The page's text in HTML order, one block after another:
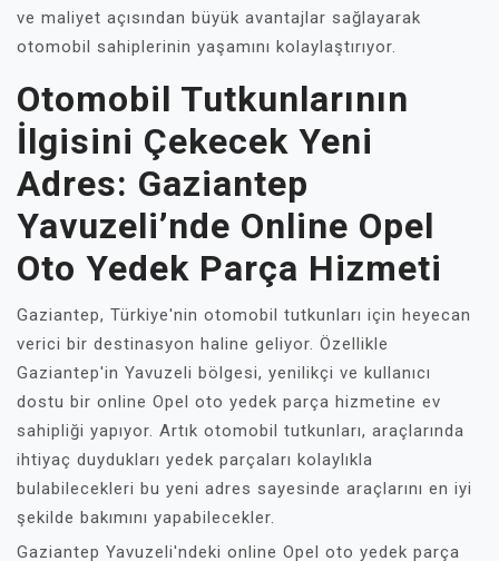
ve maliyet açısından büyük avantajlar sağlayarak
otomobil sahiplerinin yaşamını kolaylaştırıyor.
Otomobil Tutkunlarının
İlgisini Çekecek Yeni
Adres: Gaziantep
Yavuzeli’nde Online Opel
Oto Yedek Parça Hizmeti
Gaziantep, Türkiye'nin otomobil tutkunları için heyecan
verici bir destinasyon haline geliyor. Özellikle
Gaziantep'in Yavuzeli bölgesi, yenilikçi ve kullanıcı
dostu bir online Opel oto yedek parça hizmetine ev
sahipliği yapıyor. Artık otomobil tutkunları, araçlarında
ihtiyaç duydukları yedek parçaları kolaylıkla
bulabilecekleri bu yeni adres sayesinde araçlarını en iyi
şekilde bakımını yapabilecekler.
Gaziantep Yavuzeli'ndeki online Opel oto yedek parça